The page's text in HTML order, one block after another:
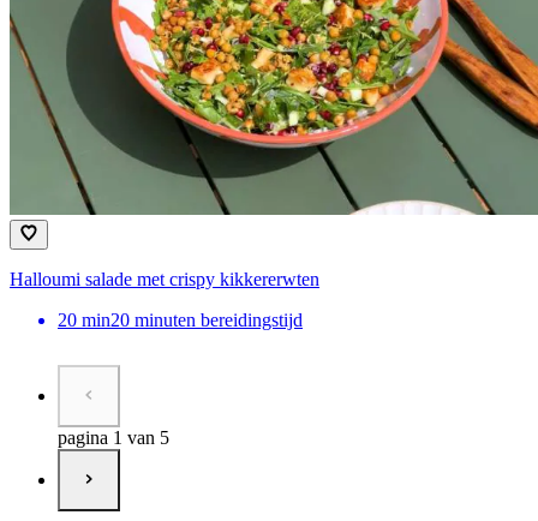
Halloumi salade met crispy kikkererwten
20 min20 minuten bereidingstijd
pagina 1 van 5